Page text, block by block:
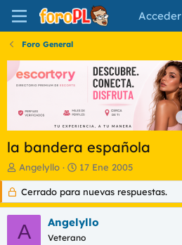
Acceder
Foro General
la bandera española
I
n
c
i
a
d
Angelyllo
F
e
c
h
d
e
17 Ene 2005
Cerrado para nuevas respuestas.
A Angelyllo
Veterano